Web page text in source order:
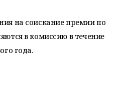
на соискание премии по
в комиссию в течение
года.